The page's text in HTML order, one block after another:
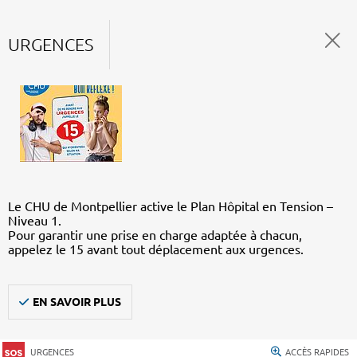
URGENCES
Le CHU de Montpellier active le Plan Hôpital en Tension –
Niveau 1.
Pour garantir une prise en charge adaptée à chacun,
appelez le 15 avant tout déplacement aux urgences.
EN SAVOIR PLUS
URGENCES ACCÈS RAPIDES